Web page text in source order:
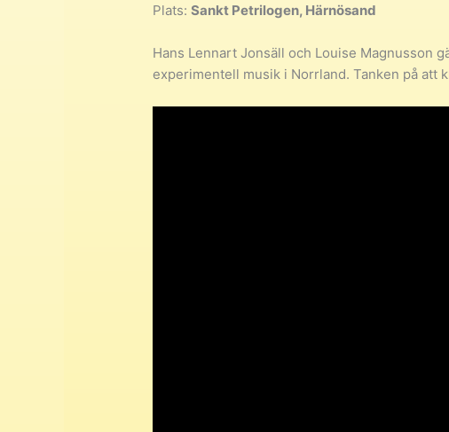
Plats:Sankt Petrilogen, Härnösand
Hans Lennart Jonsäll och Louise Magnusson
experimentell musik i Norrland. Tanken på att